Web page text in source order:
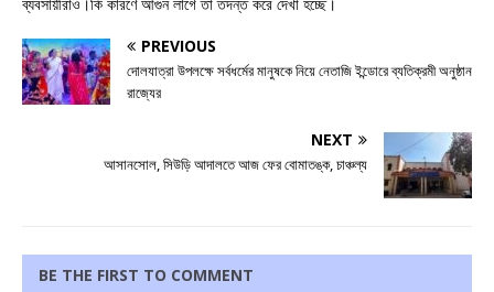
PREVIOUS
দোলযাত্রা উপলক্ষে সর্বধর্মের মানুষকে নিয়ে নেতাজি ইন্ডোরে ব্যতিক্রমী অনুষ্ঠান
রাজ্যের
NEXT
আসানসোল, সিউড়ি আদালতে আজ ফের বোমাতঙ্ক, চাঞ্চল্য
BE THE FIRST TO COMMENT